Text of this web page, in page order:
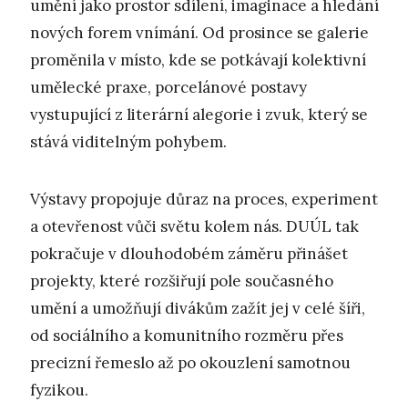
umění jako prostor sdílení, imaginace a hledání
nových forem vnímání. Od prosince se galerie
proměnila v místo, kde se potkávají kolektivní
umělecké praxe, porcelánové postavy
vystupující z literární alegorie i zvuk, který se
stává viditelným pohybem.
Výstavy propojuje důraz na proces, experiment
a otevřenost vůči světu kolem nás. DUÚL tak
pokračuje v dlouhodobém záměru přinášet
projekty, které rozšiřují pole současného
umění a umožňují divákům zažít jej v celé šíři,
od sociálního a komunitního rozměru přes
precizní řemeslo až po okouzlení samotnou
fyzikou.